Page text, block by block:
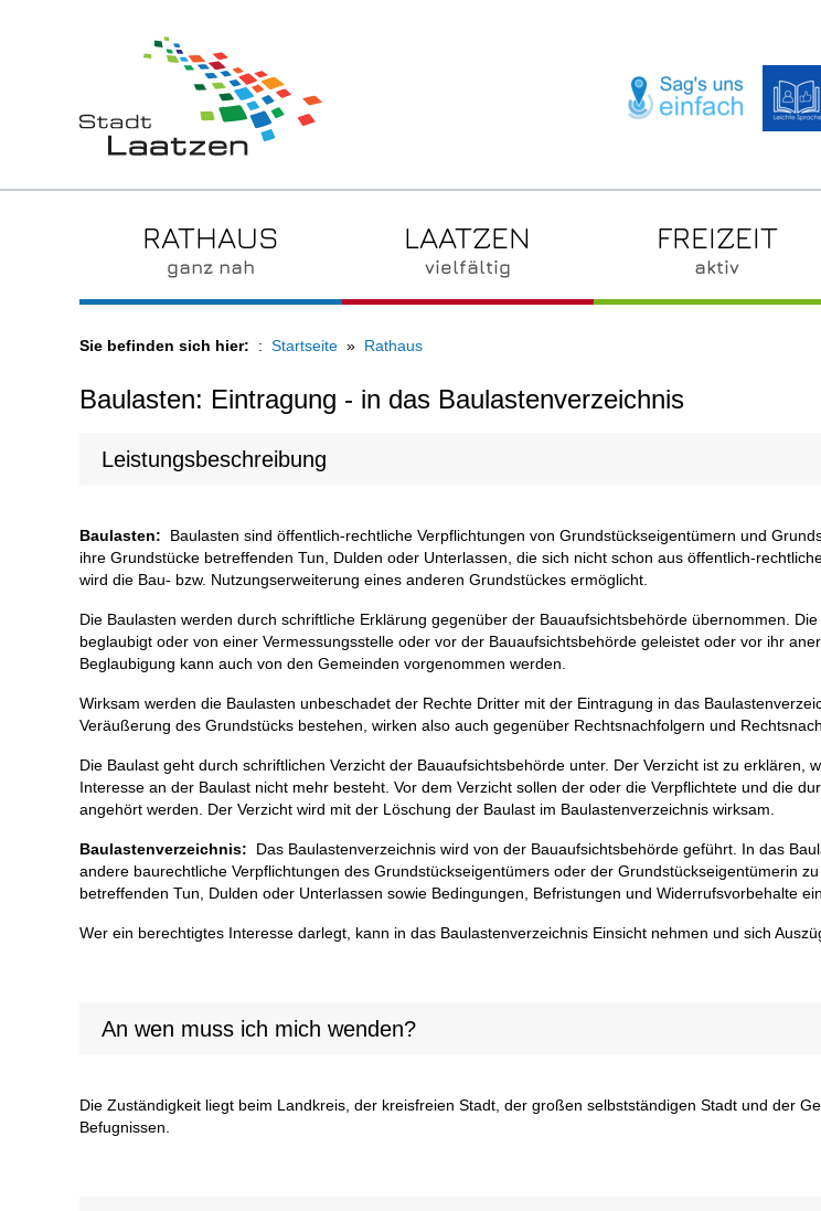
RATHAUS
ganz nah
LAATZEN
vielfältig
FREIZEIT
aktiv
Sie befinden sich hier: Startseite Rathaus
Baulasten: Eintragung - in das Baulastenverzeichnis
Leistungsbeschreibung
Baulasten: Baulasten sind öffentlich-rechtliche Verpflichtungen von Grundstückseigentümern und
ihre Grundstücke betreffenden Tun, Dulden oder Unterlassen, die sich nicht schon aus öffentlich-
wird die Bau- bzw. Nutzungserweiterung eines anderen Grundstückes ermöglicht.
Die Baulasten werden durch schriftliche Erklärung gegenüber der Bauaufsichtsbehörde übernommen.
beglaubigt oder von einer Vermessungsstelle oder vor der Bauaufsichtsbehörde geleistet oder vor ihr
Beglaubigung kann auch von den Gemeinden vorgenommen werden.
Wirksam werden die Baulasten unbeschadet der Rechte Dritter mit der Eintragung in das
Veräußerung des Grundstücks bestehen, wirken also auch gegenüber Rechtsnachfolgern und
Die Baulast geht durch schriftlichen Verzicht der Bauaufsichtsbehörde unter. Der Verzicht ist zu erklären,
Interesse an der Baulast nicht mehr besteht. Vor dem Verzicht sollen der oder die Verpflichtete und die
angehört werden. Der Verzicht wird mit der Löschung der Baulast im Baulastenverzeichnis wirksam.
Baulastenverzeichnis: Das Baulastenverzeichnis wird von der Bauaufsichtsbehörde geführt. In das
andere baurechtliche Verpflichtungen des Grundstückseigentümers oder der Grundstückseigentümerin
betreffenden Tun, Dulden oder Unterlassen sowie Bedingungen, Befristungen und Widerrufsvorbehalte
Wer ein berechtigtes Interesse darlegt, kann in das Baulastenverzeichnis Einsicht nehmen und sich
An wen muss ich mich wenden?
Die Zuständigkeit liegt beim Landkreis, der kreisfreien Stadt, der großen selbstständigen Stadt und der
Befugnissen.